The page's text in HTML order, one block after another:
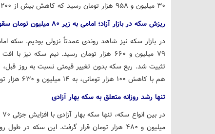
۳۰ میلیون و ۹۵۸ هزار تومان رسید که کاهش بیش از ۲۰۰ هزار تومانی را نسبت به روز گذشته نشان می‌دهد.
ریزش سکه در بازار آزاد؛ امامی به زیر ۸۰ میلیون تومان سقوط کرد
هم با کاهش ۱۰۰ هزار تومانی، به ۱۴ میلیون و ۶۳۰ هزار تومان رسید.
تنها رشد روزانه متعلق به سکه بهار آزادی